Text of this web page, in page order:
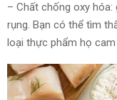
– Chất chống oxy
rụng. Bạn có thể tìm
loại thực phẩm họ